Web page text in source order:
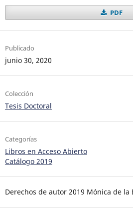
PDF
Publicado
junio 30, 2020
Colección
Tesis Doctoral
Categorías
Libros en Acceso Abierto
Catálogo 2019
Derechos de autor 2019 Mónica de la